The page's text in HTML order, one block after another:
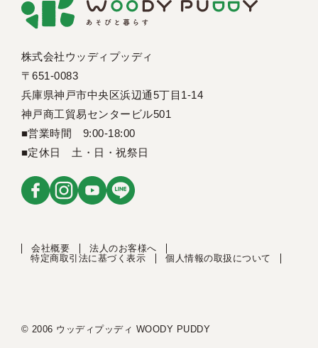
株式会社ウッディプッディ
〒651-0083
兵庫県神戸市中央区浜辺通5丁目1-14
神戸商工貿易センタービル501
■営業時間 9:00-18:00
■定休日 土・日・祝祭日
会社概要
法人のお客様へ
特定商取引法に基づく表示
個人情報の取扱について
© 2006 ウッディプッディ WOODY PUDDY